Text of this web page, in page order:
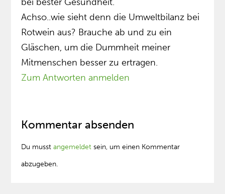
Achso..wie sieht denn die Umweltbilanz bei
Rotwein aus? Brauche ab und zu ein
Gläschen, um die Dummheit meiner
Mitmenschen besser zu ertragen.
Zum Antworten anmelden
Kommentar absenden
Du musstangemeldet sein, um einen Kommentar
abzugeben.